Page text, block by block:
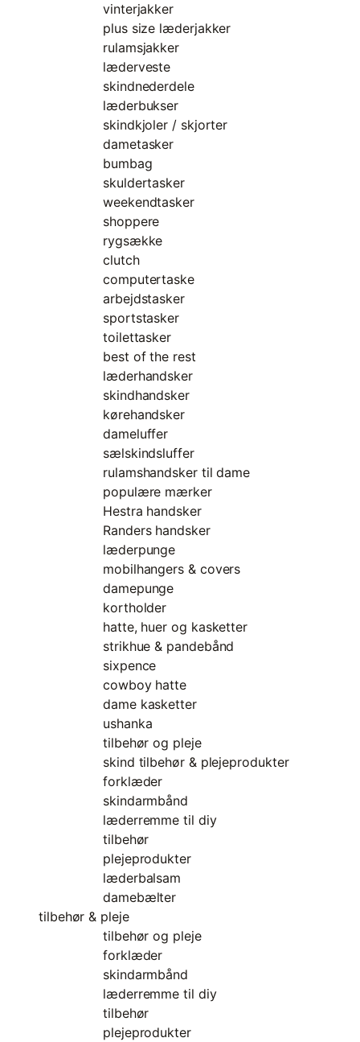
vinterjakker
plus size læderjakker
rulamsjakker
læderveste
skindnederdele
læderbukser
skindkjoler / skjorter
dametasker
bumbag
skuldertasker
weekendtasker
shoppere
rygsække
clutch
computertaske
arbejdstasker
sportstasker
toilettasker
best of the rest
læderhandsker
skindhandsker
kørehandsker
dameluffer
sælskindsluffer
rulamshandsker til dame
populære mærker
Hestra handsker
Randers handsker
læderpunge
mobilhangers & covers
damepunge
kortholder
hatte, huer og kasketter
strikhue & pandebånd
sixpence
cowboy hatte
dame kasketter
ushanka
tilbehør og pleje
skind tilbehør & plejeprodukter
forklæder
skindarmbånd
læderremme til diy
tilbehør
plejeprodukter
læderbalsam
damebælter
tilbehør & pleje
tilbehør og pleje
forklæder
skindarmbånd
læderremme til diy
tilbehør
plejeprodukter